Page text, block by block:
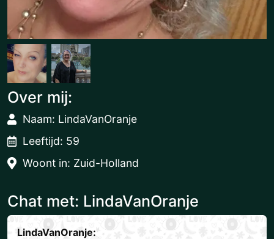
Over mij:
Naam: LindaVanOranje
Leeftijd: 59
Woont in: Zuid-Holland
Chat met: LindaVanOranje
LindaVanOranje: